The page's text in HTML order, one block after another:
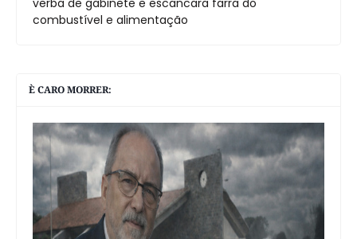
combustível e alimentação
È CARO MORRER: